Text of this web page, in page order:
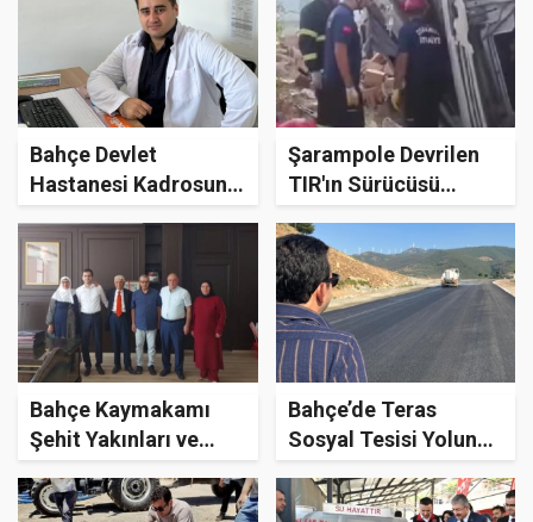
Bahçe Devlet
Hastanesi Kadrosunu
Güçlendiriyor
Şarampole Devrilen
TIR'ın Sürücüsü
İtfaiye Tarafından
Kurtarıldı
Bahçe Kaymakamı
Şehit Yakınları ve
Bahçe’de Teras
Sosyal Tesisi Yoluna